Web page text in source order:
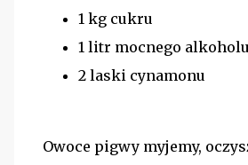
1 kg cukru
1 litr mocnego
2 laski cynamonu
Owoce pigwy myjemy,